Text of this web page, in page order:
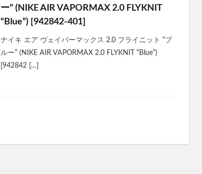
ー” (NIKE AIR VAPORMAX 2.0 FLYKNIT
“Blue”) [942842-401]
ナイキ エア ヴェイパーマックス 2.0 フライニット “ブ
ルー” (NIKE AIR VAPORMAX 2.0 FLYKNIT “Blue”)
[942842 […]